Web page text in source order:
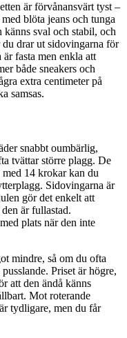
är förvånansvärt tyst –
blöta jeans och tunga
känns sval och stabil, och
drar ut sidovingarna för
fasta men enkla att
både sneakers och
extra centimeter på
samsas.
snabbt oumbärlig,
tvättar större plagg. De
14 krokar kan du
Sidovingarna är
gör det enkelt att
är fullastad.
plats när den inte
mindre, så om du ofta
Priset är högre,
att den ändå känns
Mot roterande
tydligare, men du får